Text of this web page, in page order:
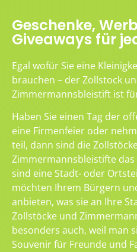
Geschenke,
Giveaways für
Egal wofür Sie eine
brauchen – der Zollstock
Zimmermannsbleistift ist
Haben Sie einen Tag der
eine Firmenfeier oder
teil, dann sind die
Zimmermannsbleistifte das
sind eine Stadt- oder
möchten Ihrem Bürgern
anbieten, was sie an Ihre
Zollstöcke und
besonders auch, weil man
Souvenir für Freunde und